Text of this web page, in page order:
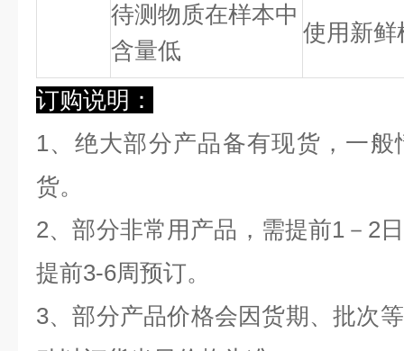
待测物质在样本中
含量低
使用新鲜
订购说明：
1、绝大部分产品备有现货，一
货。
2、部分非常用产品，需提前1－2
提前3-6周预订。
3、部分产品价格会因货期、批次